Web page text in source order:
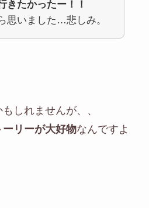
きたかったー！！
思いました…悲しみ。
しれませんが、、
ーリーが大好物なんですよ